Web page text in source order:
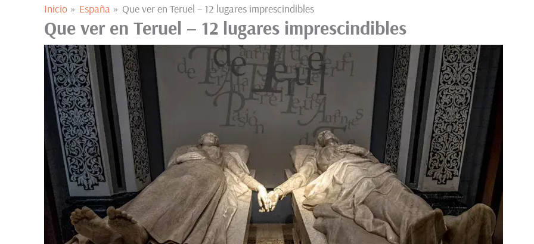
Inicio España Que ver en Teruel – 12 lugares imprescindibles
Que ver en Teruel – 12 lugares imprescindibles